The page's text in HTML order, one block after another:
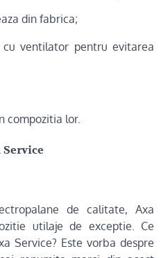
din fabrica;
ventilator pentru evitarea
compozitia lor.
de calitate, Axa
utilaje de exceptie. Ce
Service? Este vorba despre